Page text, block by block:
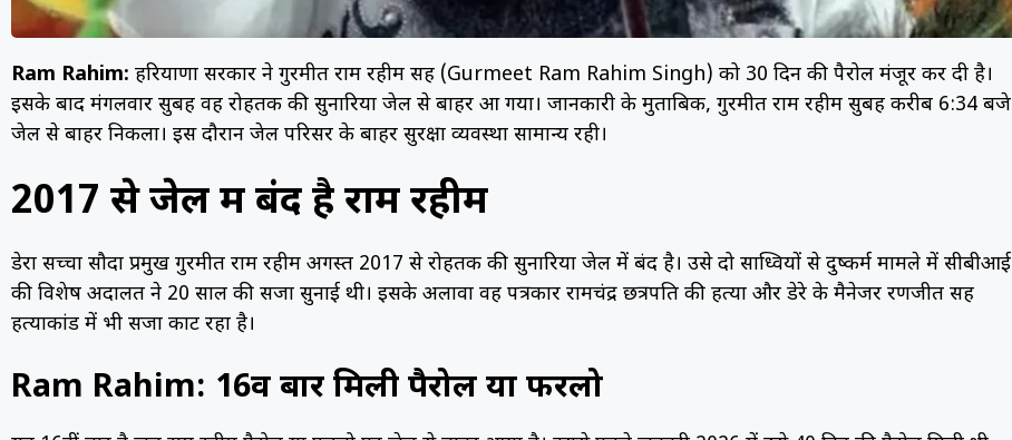
Ram Rahim: हरियाणा सरकार ने गुरमीत राम रहीम सिंह (Gurmeet Ram Rahim Singh) को 30 दिन की पैरोल मंजूर कर दी है।
इसके बाद मंगलवार सुबह वह रोहतक की सुनारिया जेल से बाहर आ गया। जानकारी के मुताबिक, गुरमीत राम रहीम सुबह करीब 6:34 बजे
जेल से बाहर निकला। इस दौरान जेल परिसर के बाहर सुरक्षा व्यवस्था सामान्य रही।
2017 से जेल में बंद है राम रहीम
डेरा सच्चा सौदा प्रमुख गुरमीत राम रहीम अगस्त 2017 से रोहतक की सुनारिया जेल में बंद है। उसे दो साध्वियों से दुष्कर्म मामले में सीबीआई
की विशेष अदालत ने 20 साल की सजा सुनाई थी। इसके अलावा वह पत्रकार रामचंद्र छत्रपति की हत्या और डेरे के मैनेजर रणजीत सिंह
हत्याकांड में भी सजा काट रहा है।
Ram Rahim: 16वीं बार मिली पैरोल या फरलो